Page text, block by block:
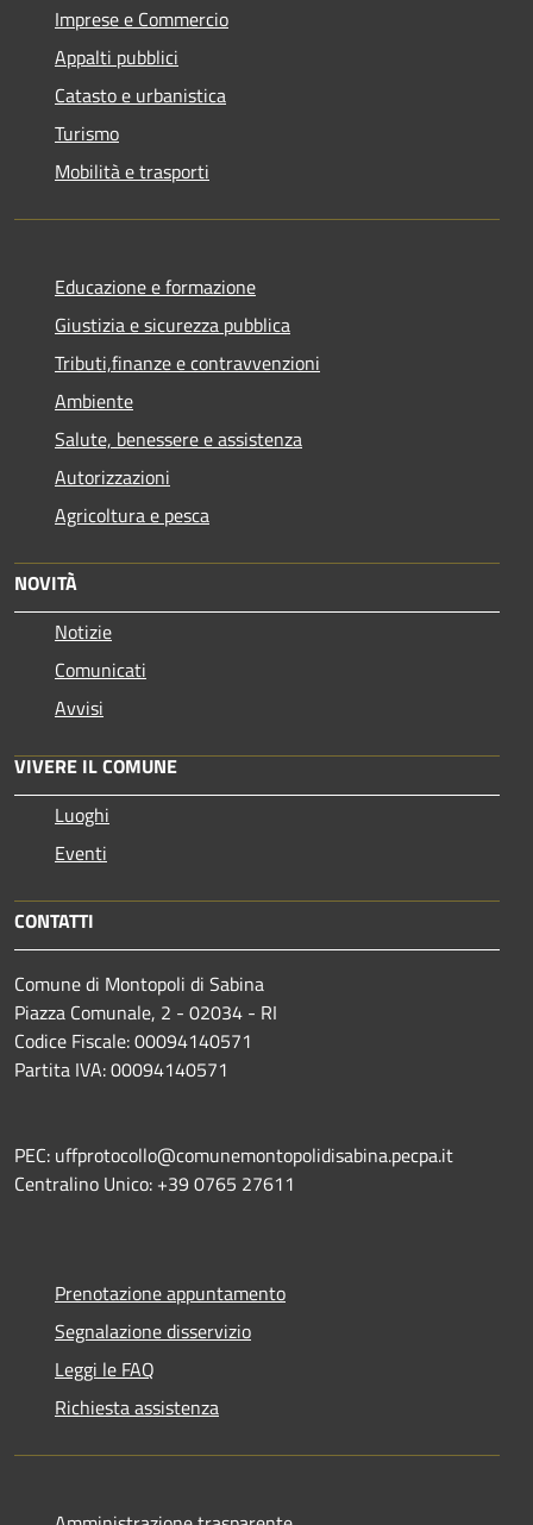
Imprese e Commercio
Appalti pubblici
Catasto e urbanistica
Turismo
Mobilità e trasporti
Educazione e formazione
Giustizia e sicurezza pubblica
Tributi,finanze e contravvenzioni
Ambiente
Salute, benessere e assistenza
Autorizzazioni
Agricoltura e pesca
NOVITÀ
Notizie
Comunicati
Avvisi
VIVERE IL COMUNE
Luoghi
Eventi
CONTATTI
Comune di Montopoli di Sabina
Piazza Comunale, 2 - 02034 - RI
Codice Fiscale: 00094140571
Partita IVA: 00094140571
PEC: uffprotocollo@comunemontopolidisabina.pecpa.it
Centralino Unico: +39 0765 27611
Prenotazione appuntamento
Segnalazione disservizio
Leggi le FAQ
Richiesta assistenza